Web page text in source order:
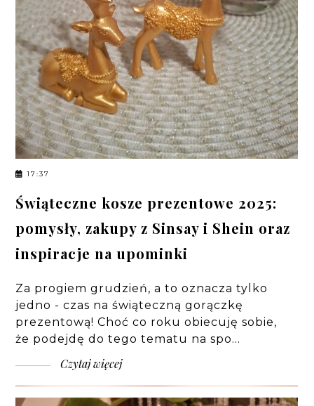
17:37
Świąteczne kosze prezentowe 2025:
pomysły, zakupy z Sinsay i Shein oraz
inspiracje na upominki
Za progiem grudzień, a to oznacza tylko
jedno - czas na świąteczną gorączkę
prezentową! Choć co roku obiecuję sobie,
że podejdę do tego tematu na spo…
Czytaj więcej